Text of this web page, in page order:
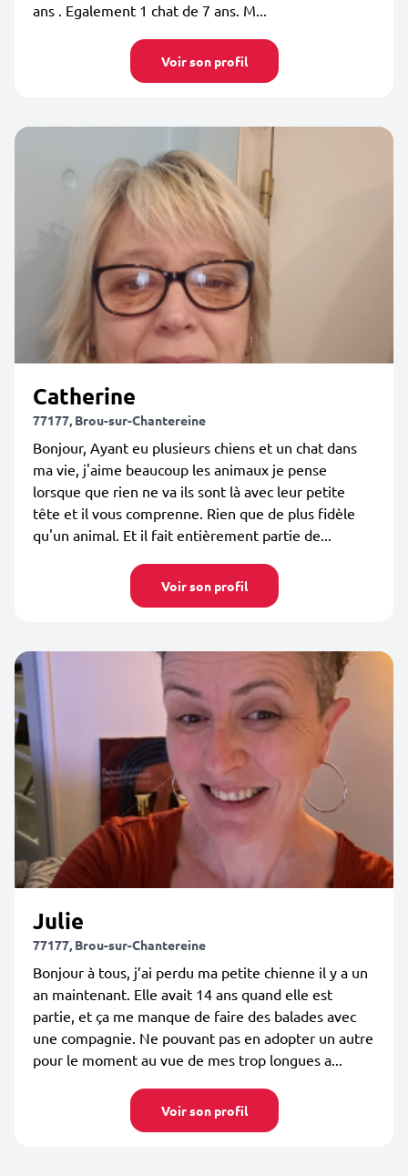
ans . Egalement 1 chat de 7 ans. M...
Voir son profil
Catherine
77177, Brou-sur-Chantereine
Bonjour, Ayant eu plusieurs chiens et un chat dans
ma vie, j'aime beaucoup les animaux je pense
lorsque que rien ne va ils sont là avec leur petite
tête et il vous comprenne. Rien que de plus fidèle
qu'un animal. Et il fait entièrement partie de...
Voir son profil
Julie
77177, Brou-sur-Chantereine
Bonjour à tous, j’ai perdu ma petite chienne il y a un
an maintenant. Elle avait 14 ans quand elle est
partie, et ça me manque de faire des balades avec
une compagnie. Ne pouvant pas en adopter un autre
pour le moment au vue de mes trop longues a...
Voir son profil